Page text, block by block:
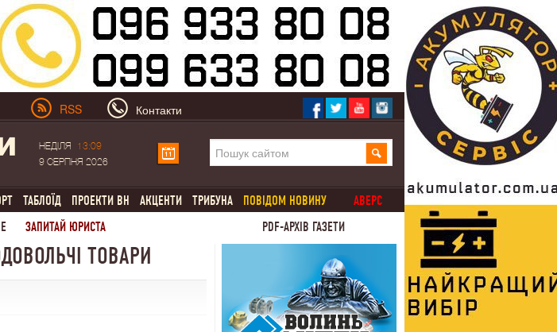
RSS Контакти
НЕДІЛЯ
13:09
9 СЕРПНЯ 2026
ТАБЛОЇД ПРОЕКТИ ВН АКЦЕНТИ ТРИБУНА ПОВІДОМ НОВИНУ
АВЕРС
ЗАПИТАЙ ЮРИСТА PDF-АРХІВ ГАЗЕТИ
ТОВАРИ